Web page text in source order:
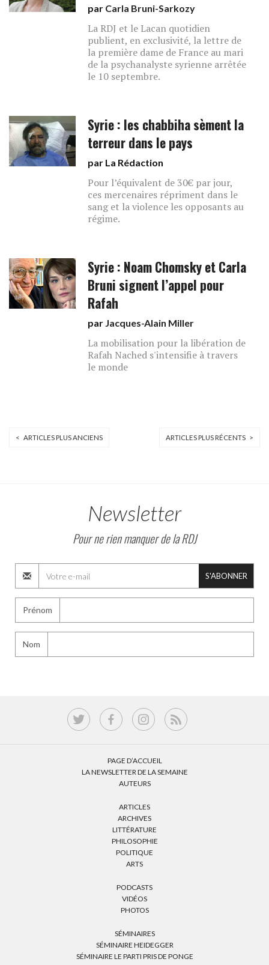
par Carla Bruni-Sarkozy
La RDJ et le Lacan quotidien
publient, en exclusivité, la lettre de
la première dame de France au mari
de la psychanalyste syrienne arrêtée
le 10 septembre.
Syrie : les chabbiha sèment la
terreur dans le pays
par La Rédaction
Pour l’équivalent de 30€ par jour,
ces mercenaires répriment dans le
sang et la violence les opposants au
régime.
Syrie : Noam Chomsky et Carla
Bruni signent l’appel pour
Rafah
par Jacques-Alain Miller
La mobilisation pour la libération de
Rafah Nached s'intensifie à travers
le monde
< ARTICLES PLUS ANCIENS ARTICLES PLUS RÉCENTS >
Newsletter
Pour ne rien manquer de la RDJ
S'ABONNER
Prénom
Nom
PAGE D’ACCUEIL
LA NEWSLETTER DE LA SEMAINE
AUTEURS
ARTICLES
ARCHIVES
LITTÉRATURE
PHILOSOPHIE
POLITIQUE
ARTS
PODCASTS
VIDÉOS
PHOTOS
SÉMINAIRES
SÉMINAIRE HEIDEGGER
SÉMINAIRE LE PARTI PRIS DE PONGE